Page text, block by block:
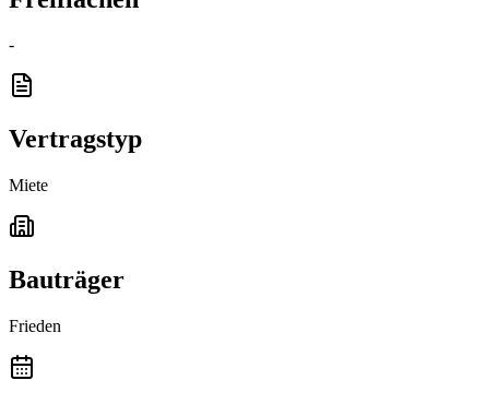
-
Vertragstyp
Miete
Bauträger
Frieden